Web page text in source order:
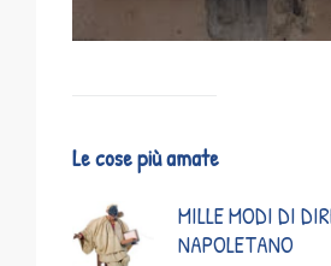
Le cose più amate
MILLE MODI DI
NAPOLETANO